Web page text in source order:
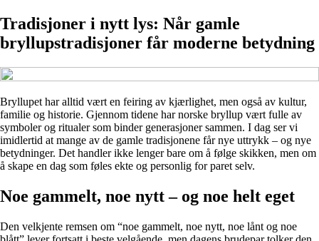
Tradisjoner i nytt lys: Når gamle
bryllupstradisjoner får moderne betydning
Bryllupet har alltid vært en feiring av kjærlighet, men også av kultur,
familie og historie. Gjennom tidene har norske bryllup vært fulle av
symboler og ritualer som binder generasjoner sammen. I dag ser vi
imidlertid at mange av de gamle tradisjonene får nye uttrykk – og nye
betydninger. Det handler ikke lenger bare om å følge skikken, men om
å skape en dag som føles ekte og personlig for paret selv.
Noe gammelt, noe nytt – og noe helt eget
Den velkjente remsen om “noe gammelt, noe nytt, noe lånt og noe